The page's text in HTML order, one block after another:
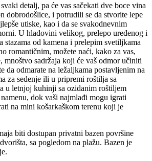
detalj, pa će vas sačekati dve boce vina
dobrodošlice, i potrudili se da stvorite lepe
utiske, kao i da se svakodnevnim
U hladovini velikog, prelepo uređenog i
stazama od kamena i prelepim svetiljkama
romantičnim, možete naći, kako za vas,
mnoštvo sadržaja koji će vaš odmor učiniti
da odmarate na ležaljkama postavljenim na
za sedenje ili u pripremi roštilja sa
u letnjoj kuhinji sa ozidanim roštiljem
dok vaši najmlađi mogu igrati
na mini košarkaškom terenu koji je
biti dostupan privatni bazen površine
sa pogledom na plažu. Bazen je